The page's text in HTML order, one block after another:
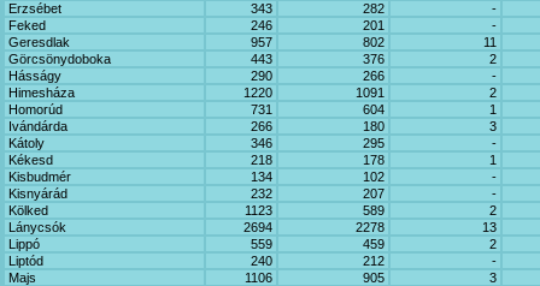
Erzsébet
343 282
-
Feked
246 201
-
Geresdlak
957 802
11
Görcsönydoboka
443 376
2
Hásságy
290 266
-
Himesháza
1220 1091
2
Homorúd
731 604
1
Ivándárda
266 180
3
Kátoly
346 295
-
Kékesd
218 178
1
Kisbudmér
134 102
-
Kisnyárád
232 207
-
Kölked
1123 589
2
Lánycsók
2694 2278
13
Lippó
559 459
2
Liptód
240 212
-
Majs
1106 905
3